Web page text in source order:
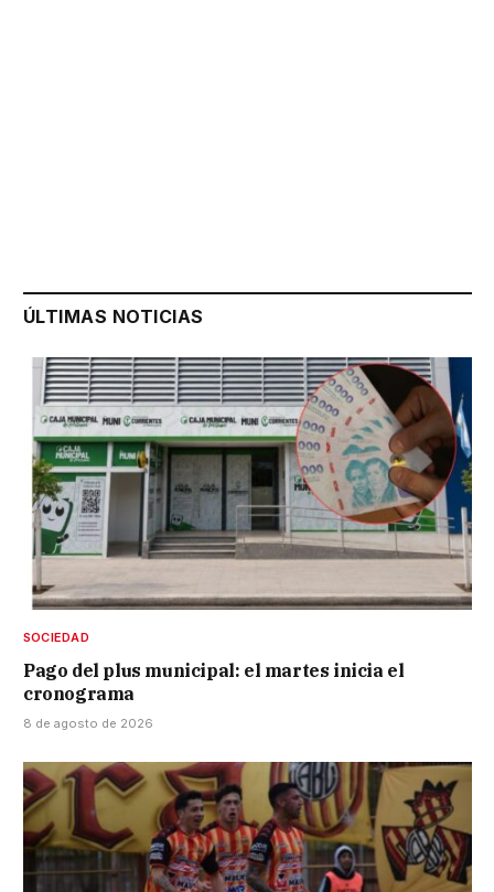
ÚLTIMAS NOTICIAS
SOCIEDAD
Pago del plus municipal: el martes inicia el
cronograma
8 de agosto de 2026